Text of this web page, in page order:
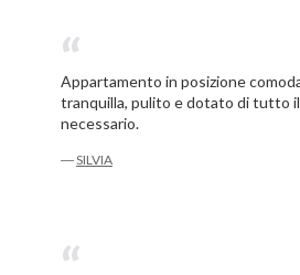
Appartamento in posizione
tranquilla, pulito e dotato di tutto il
necessario.
―SILVIA